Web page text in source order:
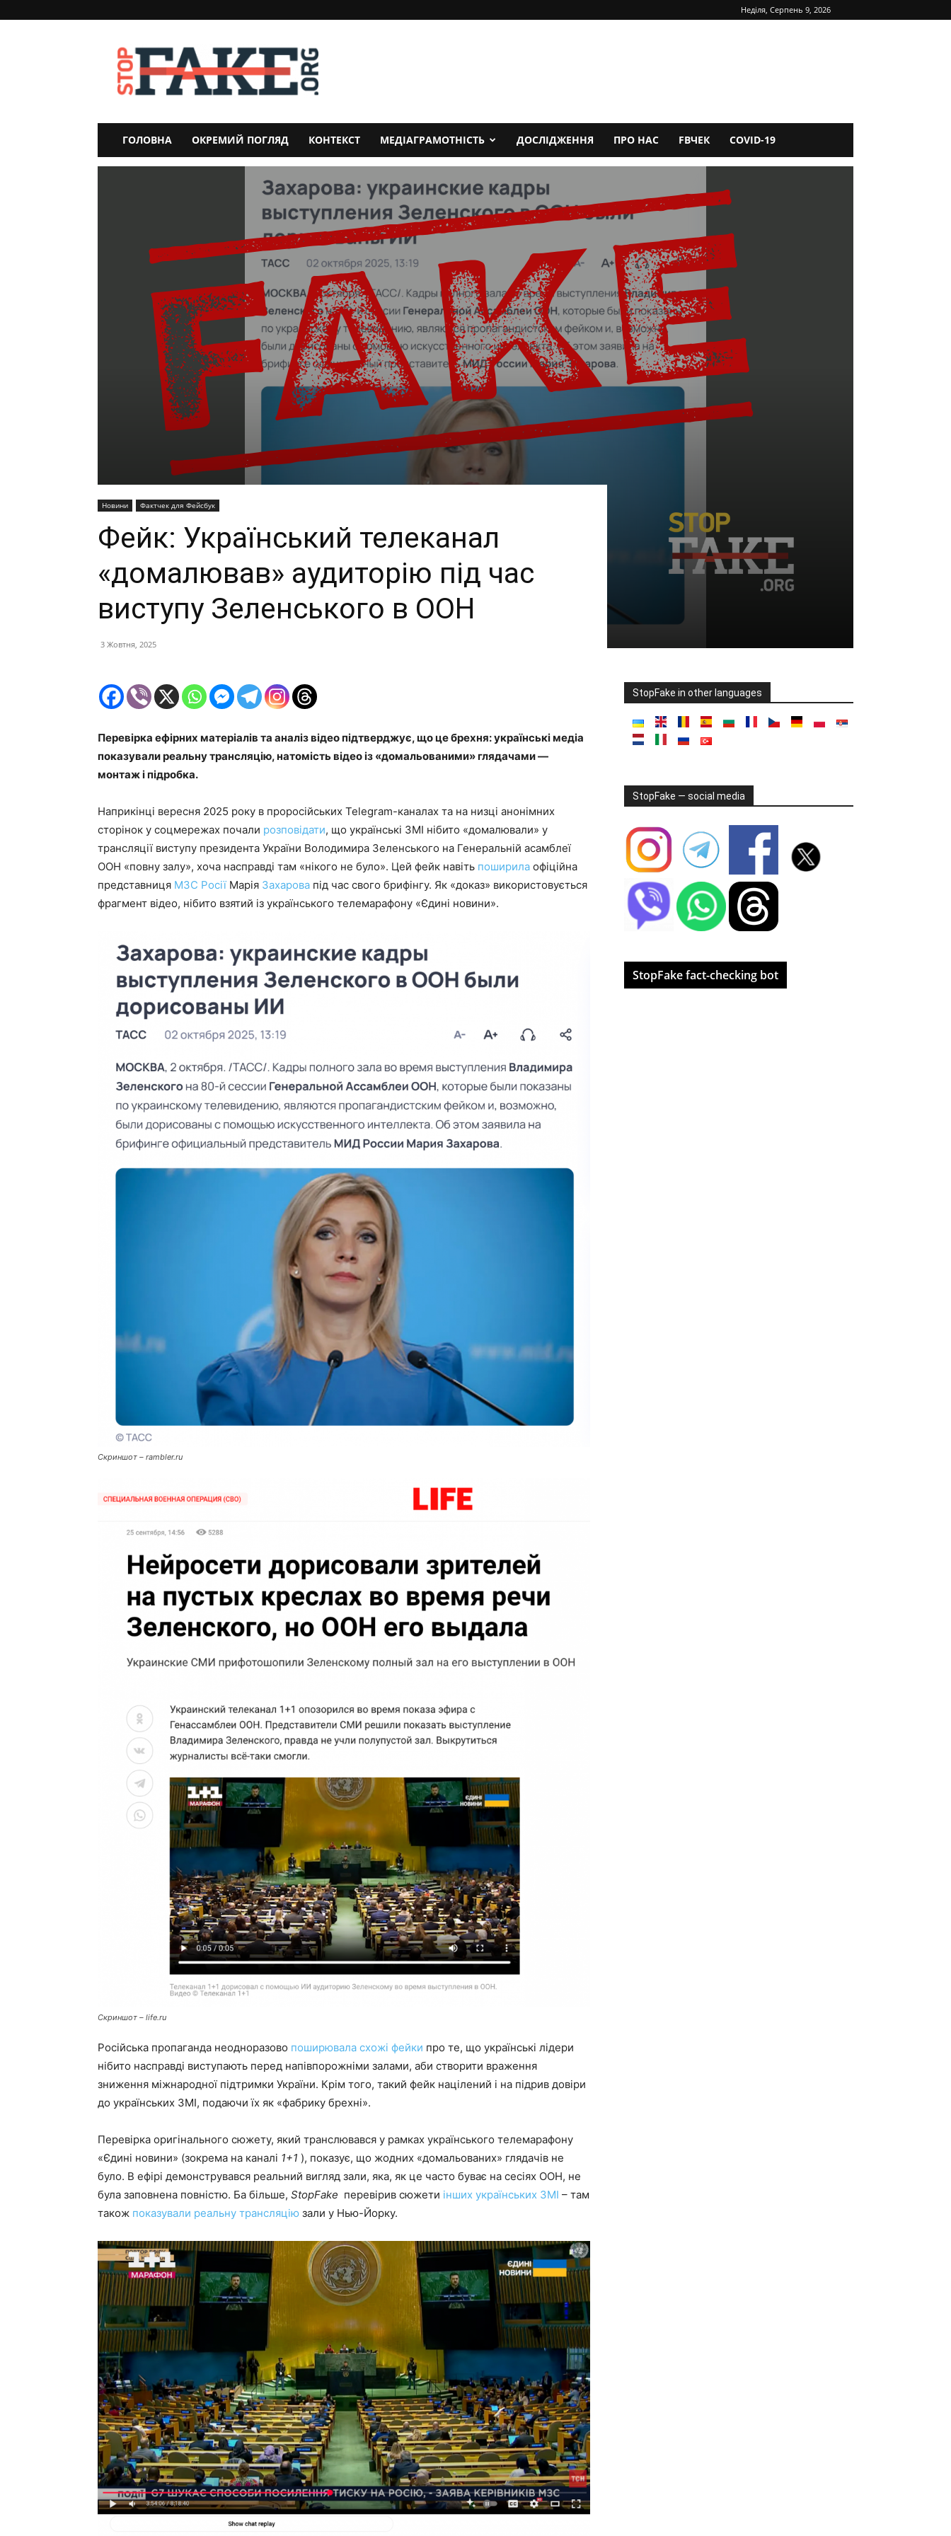
Неділя, Серпень 9, 2026
StopFake
ГОЛОВНА ОКРЕМИЙ ПОГЛЯД КОНТЕКСТ МЕДІАГРАМОТНІСТЬ ДОСЛІДЖЕННЯ ПРО НАС FBЧЕК COVID-19
Новини Фактчек для Фейсбук
Фейк: Український телеканал
«домалював» аудиторію під час
виступу Зеленського в ООН
3 Жовтня, 2025
Перевірка ефірних матеріалів та аналіз відео підтверджує, що це брехня: українські медіа
показували реальну трансляцію, натомість відео із «домальованими» глядачами —
монтаж і підробка.
Наприкінці вересня 2025 року в проросійських Telegram-каналах та на низці анонімних
сторінок у соцмережах почали розповідати, що українські ЗМІ нібито «домалювали» у
трансляції виступу президента України Володимира Зеленського на Генеральній асамблеї
ООН «повну залу», хоча насправді там «нікого не було». Цей фейк навіть поширила офіційна
представниця МЗС Росії Марія Захарова під час свого брифінгу. Як «доказ» використовується
фрагмент відео, нібито взятий із українського телемарафону «Єдині новини».
Скриншот – rambler.ru
Скриншот – life.ru
Російська пропаганда неодноразово поширювала схожі фейки про те, що українські лідери
нібито насправді виступають перед напівпорожніми залами, аби створити враження
зниження міжнародної підтримки України. Крім того, такий фейк націлений і на підрив довіри
до українських ЗМІ, подаючи їх як «фабрику брехні».
Перевірка оригінального сюжету, який транслювався у рамках українського телемарафону
«Єдині новини» (зокрема на каналі 1+1 ), показує, що жодних «домальованих» глядачів не
було. В ефірі демонструвався реальний вигляд зали, яка, як це часто буває на сесіях ООН, не
була заповнена повністю. Ба більше, StopFake перевірив сюжети інших українських ЗМІ – там
також показували реальну трансляцію зали у Нью-Йорку.
StopFake in other languages
StopFake — social media
StopFake fact-checking bot